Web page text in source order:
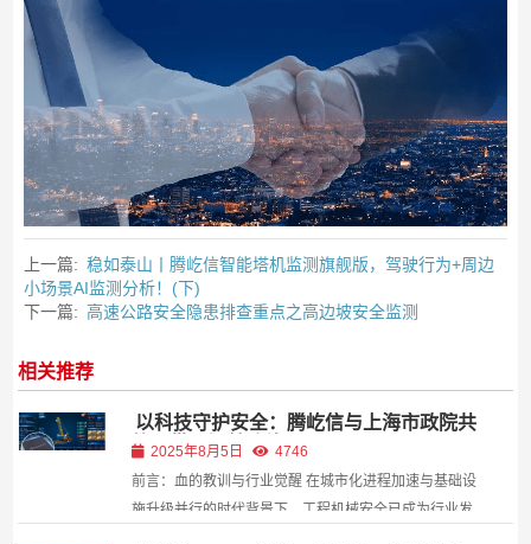
上一篇: 稳如泰山丨腾屹信智能塔机监测旗舰版，驾驶行为+周边
小场景AI监测分析！(下)
下一篇: 高速公路安全隐患排查重点之高边坡安全监测
相关推荐
以科技守护安全：腾屹信与上海市政院共
筑履带吊智慧防线
2025年8月5日
4746
前言：血的教训与行业觉醒 在城市化进程加速与基础设
施升级并行的时代背景下，工程机械安全已成为行业发